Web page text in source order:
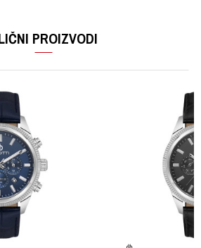
Ručni sat
PROIZVODI